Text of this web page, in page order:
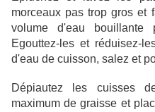
morceaux pas trop gros et
volume d'eau
Egouttez-les et réduisez-
d'eau de cuisson, salez et
Dépiautez les cuisses
maximum de graisse et